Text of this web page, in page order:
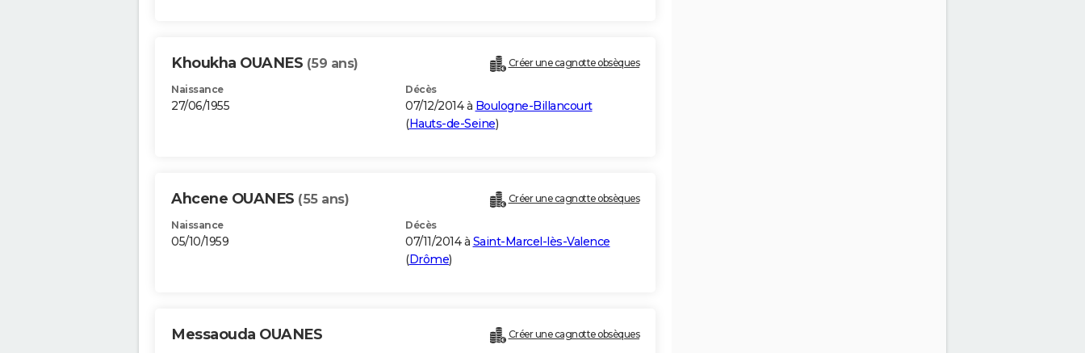
Khoukha OUANES (59 ans) Créer une cagnotte obsèques
Naissance
27/06/1955
Décès
07/12/2014 à Boulogne-Billancourt
(Hauts-de-Seine)
Ahcene OUANES (55 ans) Créer une cagnotte obsèques
Naissance
05/10/1959
Décès
07/11/2014 à Saint-Marcel-lès-Valence
(Drôme)
Messaouda OUANES Créer une cagnotte obsèques